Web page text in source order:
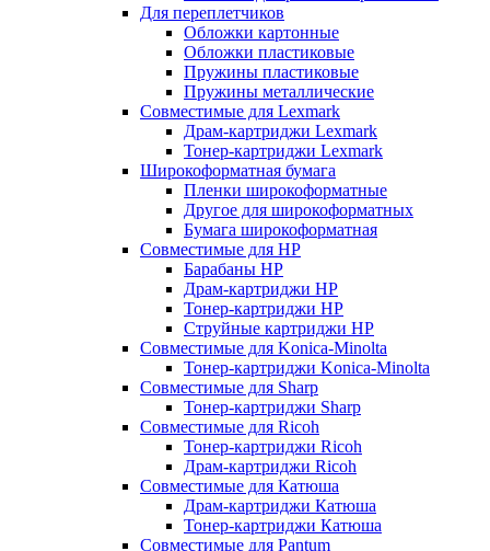
Для переплетчиков
Обложки картонные
Обложки пластиковые
Пружины пластиковые
Пружины металлические
Совместимые для Lexmark
Драм-картриджи Lexmark
Тонер-картриджи Lexmark
Широкоформатная бумага
Пленки широкоформатные
Другое для широкоформатных
Бумага широкоформатная
Совместимые для HP
Барабаны HP
Драм-картриджи HP
Тонер-картриджи HP
Струйные картриджи HP
Совместимые для Konica-Minolta
Тонер-картриджи Konica-Minolta
Совместимые для Sharp
Тонер-картриджи Sharp
Совместимые для Ricoh
Тонер-картриджи Ricoh
Драм-картриджи Ricoh
Совместимые для Катюша
Драм-картриджи Катюша
Тонер-картриджи Катюша
Совместимые для Pantum